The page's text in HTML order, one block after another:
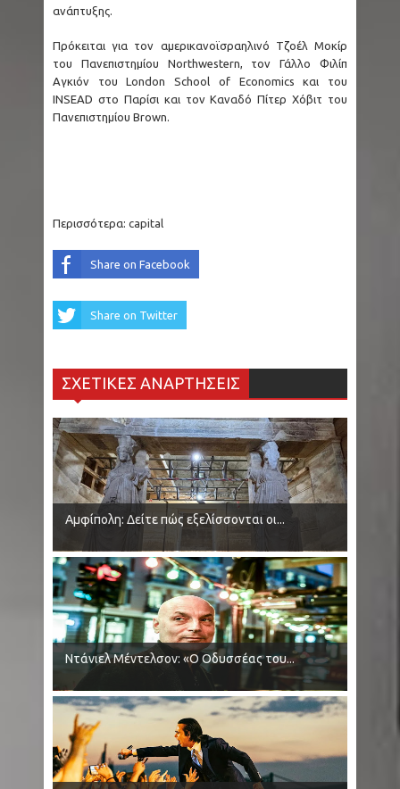
ανάπτυξης.
Πρόκειται για τον αμερικανοϊσραηλινό Τζοέλ Μοκίρ
του Πανεπιστημίου Northwestern, τον Γάλλο Φιλίπ
Αγκιόν του London School of Economics και του
INSEAD στο Παρίσι και τον Καναδό Πίτερ Χόβιτ του
Πανεπιστημίου Brown.
Περισσότερα: capital
Share on Facebook
Share on Twitter
ΣΧΕΤΙΚΕΣ ΑΝΑΡΤΗΣΕΙΣ
Αμφίπολη: Δείτε πώς εξελίσσονται οι...
Ντάνιελ Μέντελσον: «Ο Οδυσσέας του...